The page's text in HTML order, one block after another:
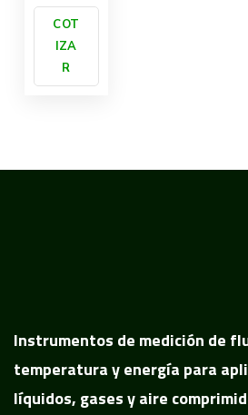
COT
IZA
R
Instrumentos de medición de
temperatura y energía para
líquidos, gases y aire